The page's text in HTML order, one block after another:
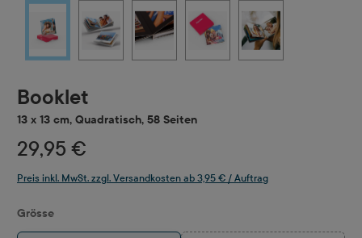
Booklet
13 x 13 cm, Quadratisch, 58 Seiten
29,95 €
Preis inkl. MwSt. zzgl. Versandkosten ab 3,95 € / Auftrag
Grösseauswählen